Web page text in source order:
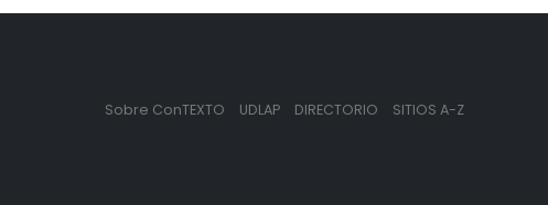
Sobre ConTEXTO UDLAP DIRECTORIO SITIOS A-Z